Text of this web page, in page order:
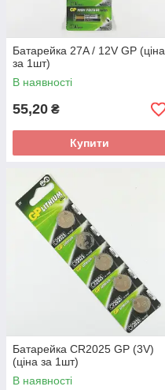
Батарейка 27A / 12V GP (ціна
за 1шт)
В наявності
55,20 ₴
Купити
Батарейка CR2025 GP (3V)
(ціна за 1шт)
В наявності